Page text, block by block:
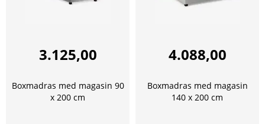
3.125,00
Boxmadras med magasin 90
x 200 cm
4.088,00
Boxmadras med magasin
140 x 200 cm